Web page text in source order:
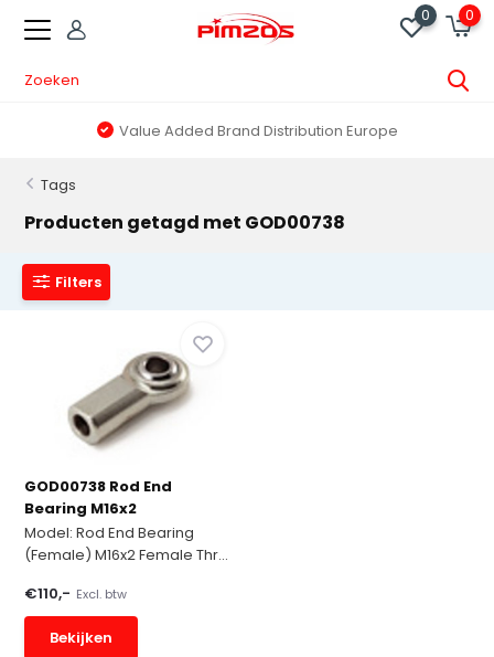
0 0
Value Added Brand Distribution Europe
Tags
Producten getagd met GOD00738
Filters
GOD00738 Rod End
Bearing M16x2
Model: Rod End Bearing
(Female) M16x2 Female Thr...
€110,- Excl. btw
Bekijken